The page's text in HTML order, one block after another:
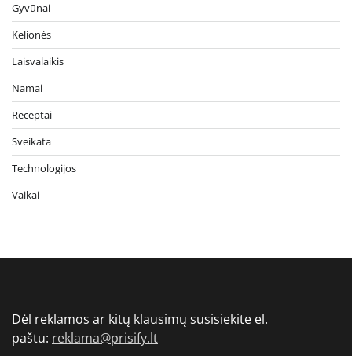
Gyvūnai
Kelionės
Laisvalaikis
Namai
Receptai
Sveikata
Technologijos
Vaikai
Dėl reklamos ar kitų klausimų susisiekite el.
paštu: reklama@prisify.lt